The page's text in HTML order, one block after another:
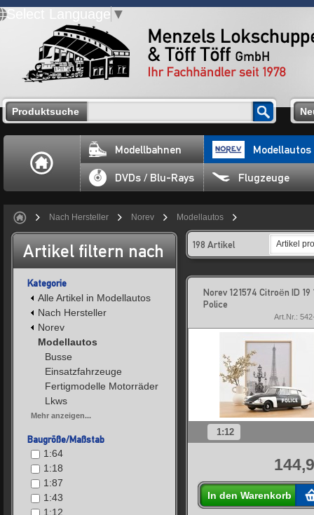
Select Language ▼
Produktsuche
Modellbahnen Modellautos
DVDs / Blu-Rays Flugzeuge
Nach Hersteller Norev Modellautos
Artikel filtern nach
Kategorie
Alle Artikel in Modellautos
Nach Hersteller
Norev
Modellautos
Busse
Einsatzfahrzeuge
Fertigmodelle Motorräder
Lkws
Mehr anzeigen...
Baugröße/Maßstab
1:64
1:18
1:87
1:43
1:12
198 Artikel Artikel
Norev 121574 Citroën ID 19
Police
Art.Nr.:
1:12
In den Warenkorb